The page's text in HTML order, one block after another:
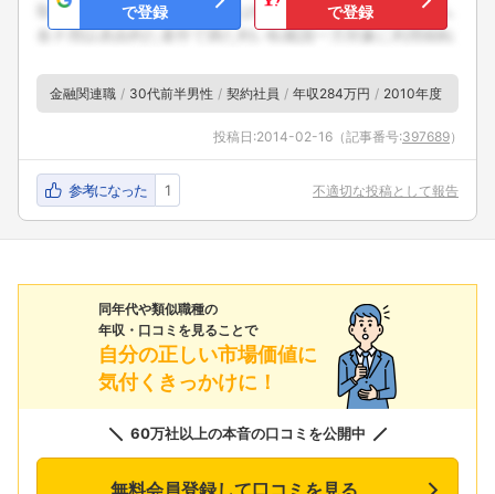
で登録
で登録
金融関連職 30代前半男性 契約社員 年収284万円 2010年度
投稿日:2014-02-16 （記事番号:397689）
参考になった 1 不適切な投稿として報告
同年代や類似職種の
年収・口コミを見ることで
自分の正しい市場価値に
気付くきっかけに！
60万社以上の本音の口コミを公開中
無料会員登録して口コミを見る